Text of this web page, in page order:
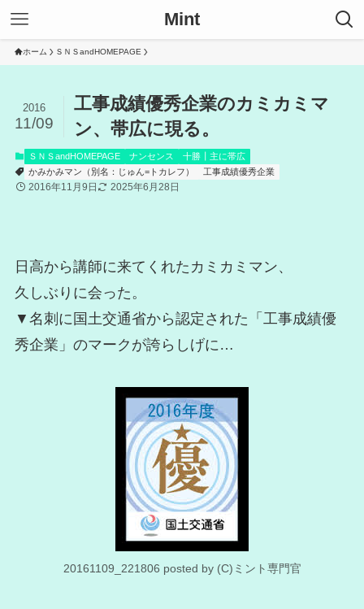
Mint
ホーム ＳＮＳandHOMEPAGE
工事成績優秀企業のカミカミマ
ン、帯広に現る。
2016
11/09
ＳＮＳandHOMEPAGE ナンセンス
十勝┃主に帯広
かみかみマン（別名：じゅん=トカレフ）
工事成績優秀企業
2016年11月9日 2025年6月28日
日高から講師に来てくれたカミカミマン、
久しぶりに会った。
▼名刺に国土交通省から認定された「工事成績優
秀企業」のマークが誇らしげに…
20161109_221806 posted by (C)ミント専門官